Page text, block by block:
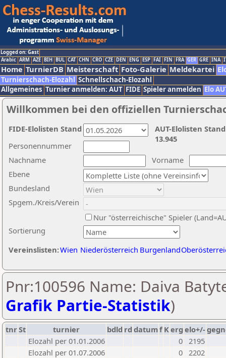
Logged on: Gast
Arabic ARM AZE BIH BUL CAT CHN CRO CZE DEN ENG ESP FAI FIN FRA GER GRE INA
Home TurnierDB Meisterschaft Foto-Galerie Meldekartei
Turnierschach-Elozahl Schnellschach-Elozahl
Allgemeines Turnier anmelden: AUT FIDE Spieler anmelden Elo
Willkommen bei den offiziellen
Nachname
Vorname
Ebene
Sortierung
Personennummer
Bundesland
Spgem./Kreis/Verein
Nur "österreichische" Spieler
Vereinslisten:Wien Niederösterreich Burgenland
AUT-Elolisten
13.945
FIDE-Elolisten Stand
Pnr:100596 Name: Daiva
Grafik Partie-Statistik)
tnrSt turnier bdld rd datumf Kerg elo+/-
Elozahl per 01.01.2006
0 2195
Elozahl per 01.07.2006
0 2202